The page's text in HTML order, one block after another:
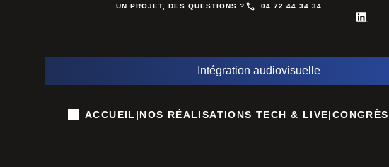
UN PROJET, DES QUESTIONS ? 04 72 44 34 34
Intégration audiovisuelle
ACCUEIL |NOS RÉALISATIONS TECH & LIVE|CONGRÈS